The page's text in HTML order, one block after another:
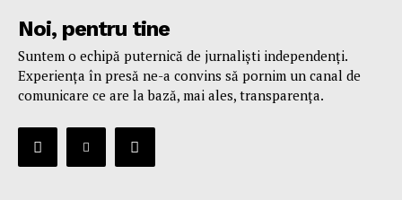
Noi, pentru tine
Suntem o echipă puternică de jurnaliști independenți.
Experiența în presă ne-a convins să pornim un canal de
comunicare ce are la bază, mai ales, transparența.